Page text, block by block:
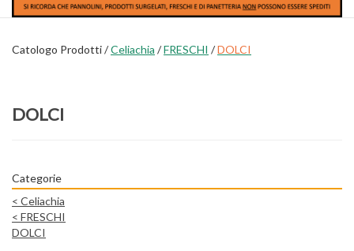
Catologo Prodotti /Celiachia /FRESCHI /DOLCI
DOLCI
Categorie
< Celiachia
< FRESCHI
DOLCI